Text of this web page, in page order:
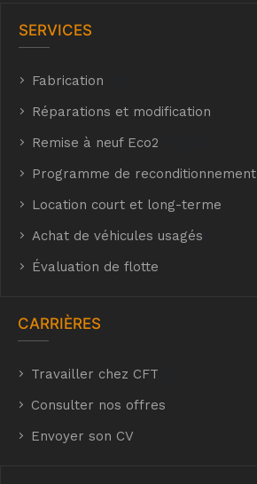
SERVICES
Fabrication
Réparations et modification
Remise à neuf Eco2
Programme de reconditionnement
Location court et long-terme
Achat de véhicules usagés
Évaluation de flotte
CARRIÈRES
Travailler chez CFT
Consulter nos offres
Envoyer son CV